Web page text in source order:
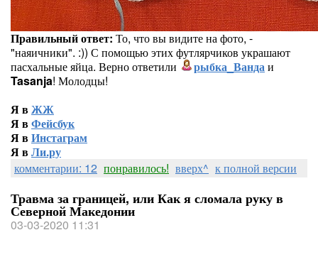
Правильный ответ: То, что вы видите на фото, -
"наяичники". :)) С помощью этих футлярчиков украшают
пасхальные яйца. Верно ответили
рыбка_Вандаи
Tasanja! Молодцы!
Я вЖЖ
Я вФейсбук
Я вИнстаграм
Я вЛи.ру
комментарии: 12 понравилось! вверх^ к полной версии
Травма за границей, или Как я сломала руку в
Северной Македонии
03-03-2020 11:31